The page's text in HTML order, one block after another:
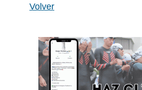
Volver